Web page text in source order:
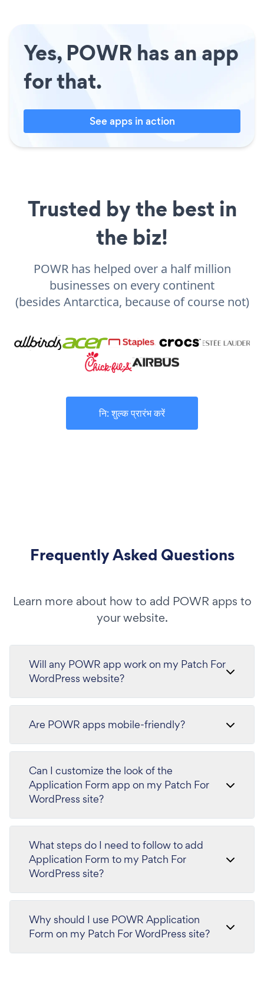
Yes, POWR has an app
for that.
See apps in action
Trusted by the best in
the biz!
POWR has helped over a half million
businesses on every continent
(besides Antarctica, because of course not)
नि: शुल्क प्रारंभ करें
Frequently Asked Questions
Learn more about how to add POWR apps to
your website.
Will any POWR app work on my Patch For
WordPress website?
Are POWR apps mobile-friendly?
Can I customize the look of the
Application Form app on my Patch For
WordPress site?
What steps do I need to follow to add
Application Form to my Patch For
WordPress site?
Why should I use POWR Application
Form on my Patch For WordPress site?